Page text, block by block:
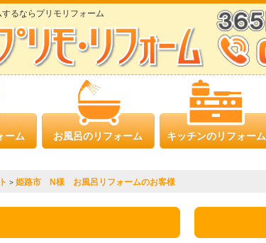
るならプリモリフォーム
ーム お風呂のリフォーム キッチンのリフォーム
> 姫路市 N様 お風呂リフォームのお客様